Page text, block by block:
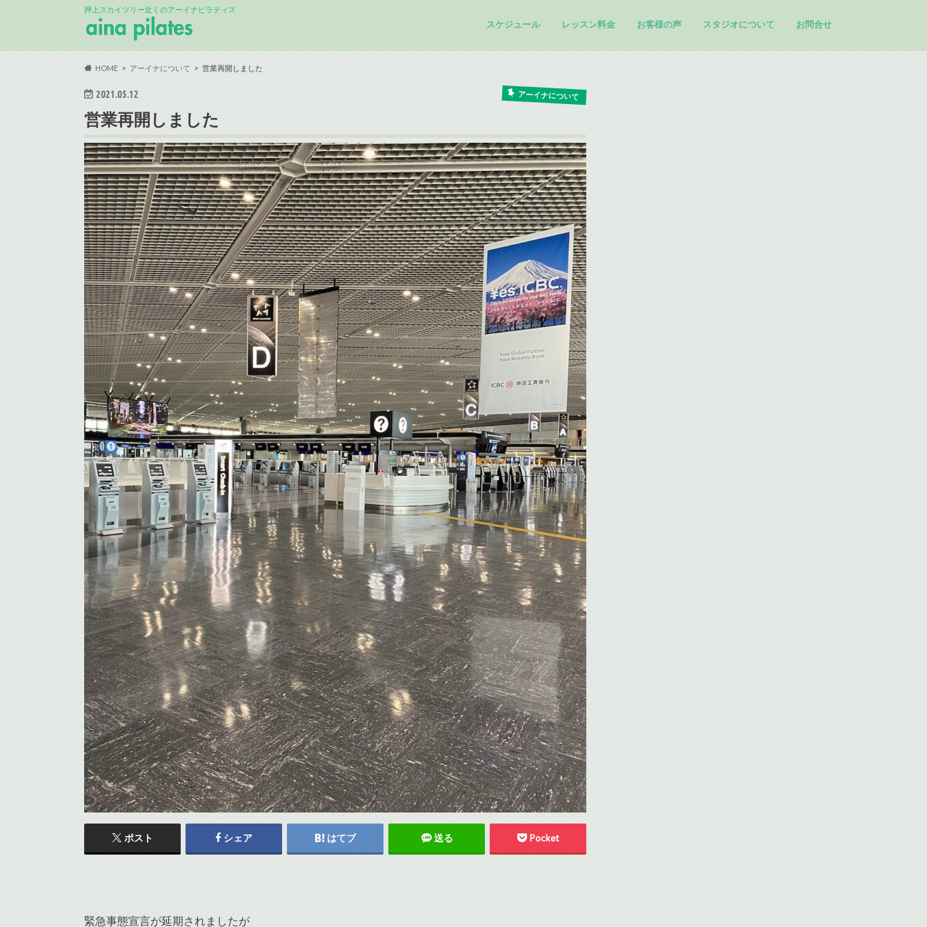
押上スカイツリー近くのアーイナピラティス
スケジュール レッスン料金 お客様の声 スタジオについて お問合せ
HOME アーイナについて 営業再開しました
2021.05.12 アーイナについて
営業再開しました
ポスト シェア はてブ 送る Pocket
緊急事態宣言が延期されましたが